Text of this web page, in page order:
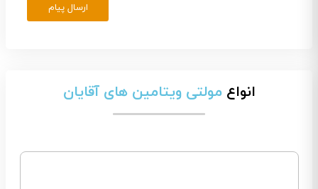
ارسال پیام
انواعمولتی ویتامین های آقایان